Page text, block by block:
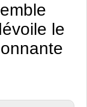
le